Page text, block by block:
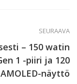
SEURAAVA
– 150 watin
1 -piiri ja 120
näyttö